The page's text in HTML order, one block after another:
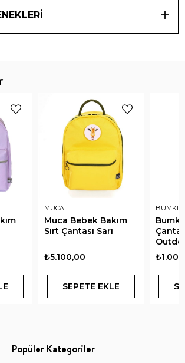
MUCA
Muca Bebek Bakım
Sırt Çantası Sarı
₺5.100,00
SEPETE EKLE
Popüler Kategoriler